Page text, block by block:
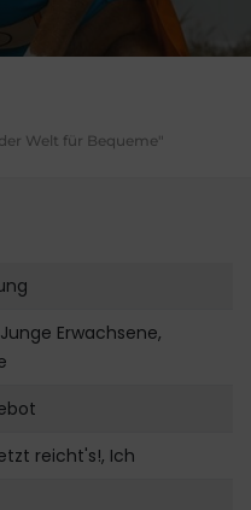
Welt für Bequeme"
Erwachsene,
reicht's!, Ich